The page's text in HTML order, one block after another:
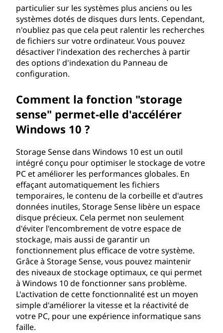
particulier sur les systèmes plus anciens ou les
systèmes dotés de disques durs lents. Cependant,
n'oubliez pas que cela peut ralentir les recherches
de fichiers sur votre ordinateur. Vous pouvez
désactiver l'indexation des recherches à partir
des options d'indexation du Panneau de
configuration.
Comment la fonction "storage
sense" permet-elle d'accélérer
Windows 10 ?
Storage Sense dans Windows 10 est un outil
intégré conçu pour optimiser le stockage de votre
PC et améliorer les performances globales. En
effaçant automatiquement les fichiers
temporaires, le contenu de la corbeille et d'autres
données inutiles, Storage Sense libère un espace
disque précieux. Cela permet non seulement
d'éviter l'encombrement de votre espace de
stockage, mais aussi de garantir un
fonctionnement plus efficace de votre système.
Grâce à Storage Sense, vous pouvez maintenir
des niveaux de stockage optimaux, ce qui permet
à Windows 10 de fonctionner sans problème.
L'activation de cette fonctionnalité est un moyen
simple d'améliorer la vitesse et la réactivité de
votre PC, pour une expérience informatique sans
faille.